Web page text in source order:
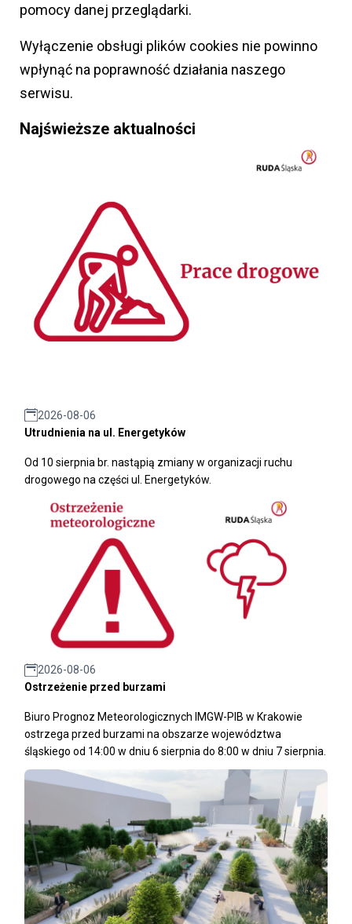
pomocy danej przeglądarki.
Wyłączenie obsługi plików cookies nie powinno
wpłynąć na poprawność działania naszego
serwisu.
Najświeższe aktualności
2026-08-06
Utrudnienia na ul. Energetyków
Od 10 sierpnia br. nastąpią zmiany w organizacji ruchu
drogowego na części ul. Energetyków.
2026-08-06
Ostrzeżenie przed burzami
Biuro Prognoz Meteorologicznych IMGW-PIB w Krakowie
ostrzega przed burzami na obszarze województwa
śląskiego od 14:00 w dniu 6 sierpnia do 8:00 w dniu 7 sierpnia.